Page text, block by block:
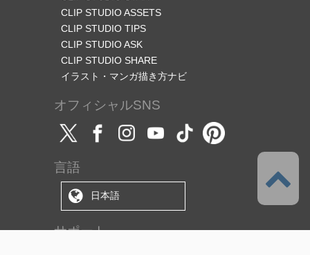
CLIP STUDIO ASSETS
CLIP STUDIO TIPS
CLIP STUDIO ASK
CLIP STUDIO SHARE
イラスト・マンガ描き方ナビ
オフィシャルSNS
言語
日本語
サポート